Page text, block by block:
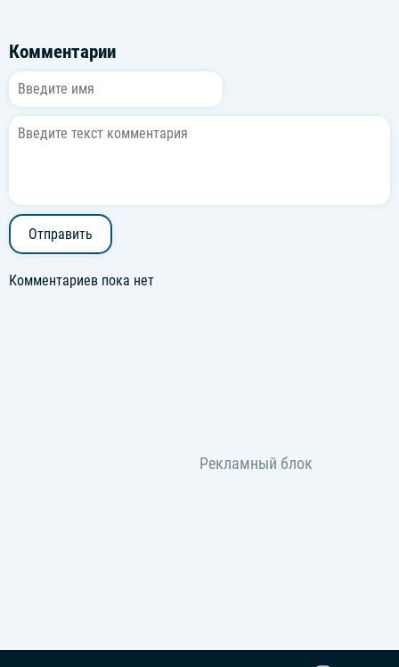
Комментарии
Отправить
Комментариев пока нет